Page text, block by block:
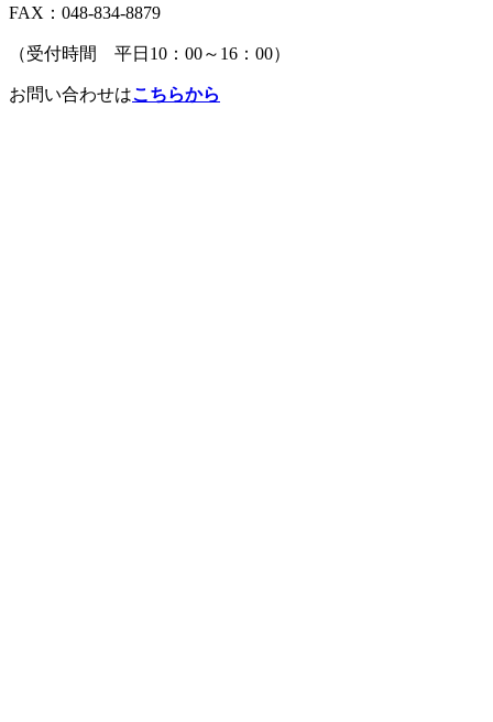
FAX：048-834-8879
（受付時間 平日10：00～16：00）
お問い合わせはこちらから